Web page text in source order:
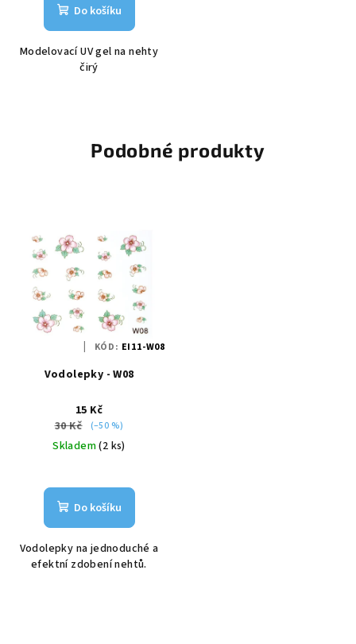
Do košíku
Modelovací UV gel na nehty
čirý
Podobné produkty
Vodolepky - W08
15 Kč
30 Kč
(–50 %)
Skladem(2 ks)
Do košíku
Vodolepky na jednoduché a
efektní zdobení nehtů.
KÓD: EI11-W08